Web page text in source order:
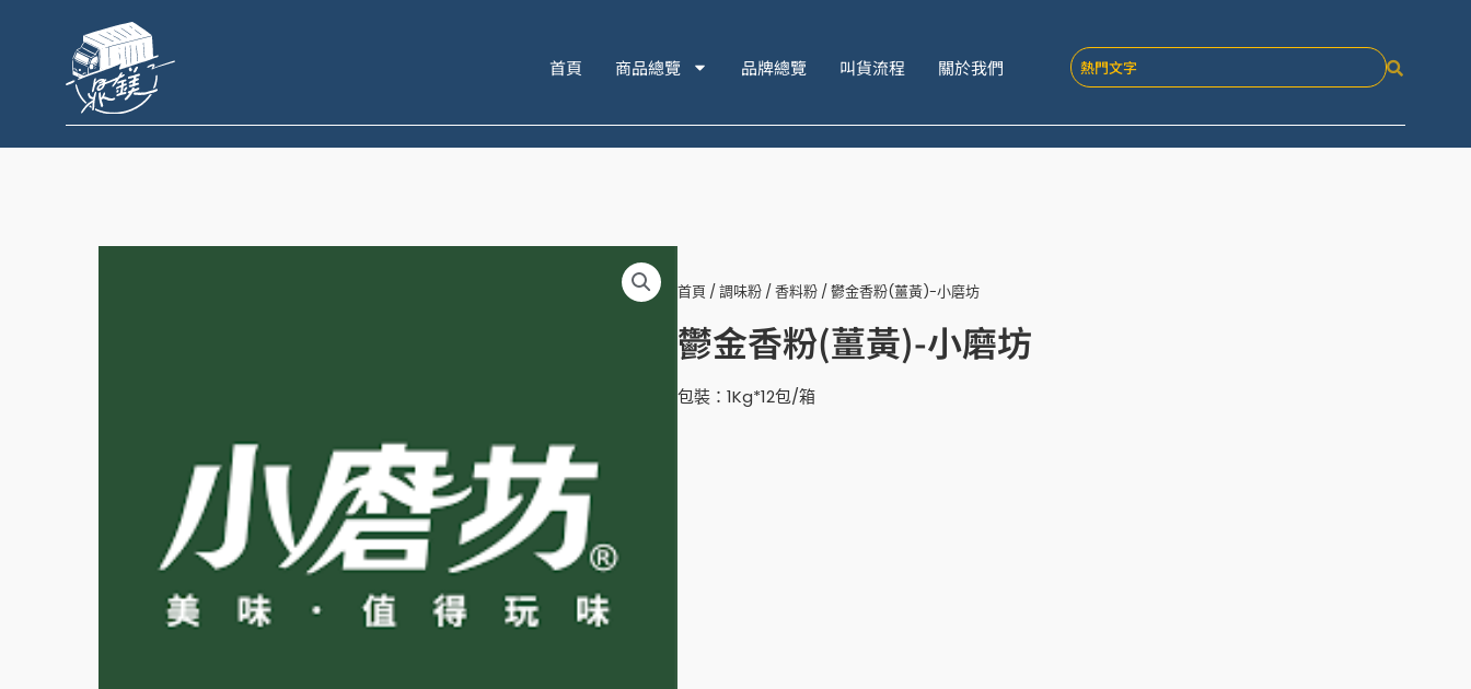
首頁 商品總覽 品牌總覽 叫貨流程 關於我們
首頁 /調味粉 /香料粉 / 鬱金香粉(薑黃)-小磨坊
鬱金香粉(薑黃)-小磨坊
包裝：1Kg*12包/箱